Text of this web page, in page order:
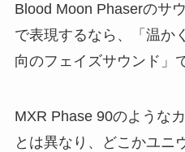
Blood Moon Phaserのサ
で表現するなら、「温か
向のフェイズサウンド」
MXR Phase 90のような
とは異なり、どこかユニ